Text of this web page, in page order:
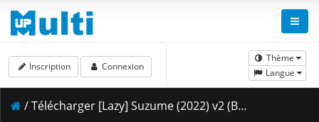
Thème
Langue
Inscription Connexion
/ Télécharger [Lazy] Suzume (2022) v2 (BD 1080p SDR) [BC3AB7D2].mkv.013 ( 478.97 MB )